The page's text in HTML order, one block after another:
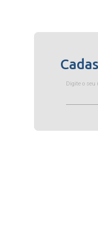
Digite o seu